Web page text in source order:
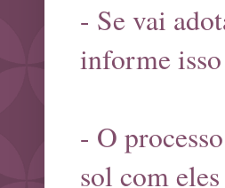
- Se vai
informe
- O
sol com